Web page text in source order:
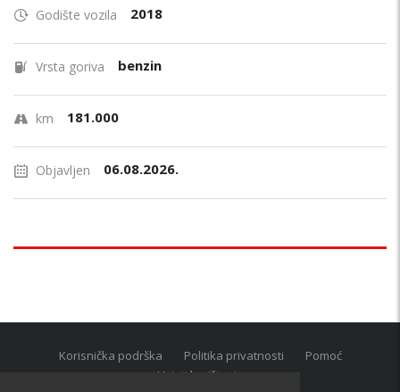
Godište vozila 2018
Vrsta goriva benzin
km 181.000
Objavljen 06.08.2026.
Korisnička podrška Politika privatnosti
Pomoć
Uvjeti korištenja